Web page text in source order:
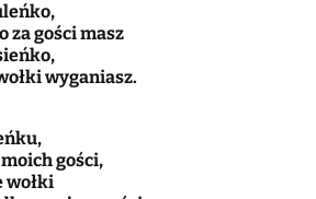
za gości masz
wyganiasz.
gości,
wołki